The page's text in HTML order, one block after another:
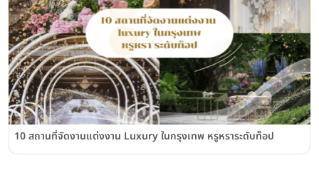
10 สถานที่จัดงานแต่งงาน Luxury ในกรุงเทพ หรูหราระดับท็อป